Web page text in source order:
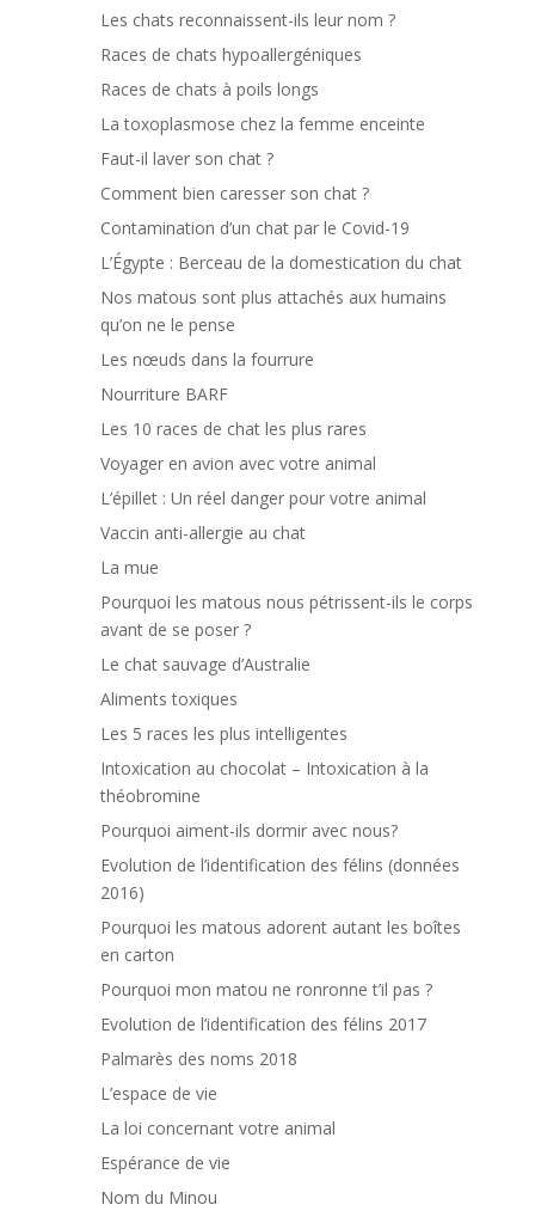
Les chats reconnaissent-ils leur nom ?
Races de chats hypoallergéniques
Races de chats à poils longs
La toxoplasmose chez la femme enceinte
Faut-il laver son chat ?
Comment bien caresser son chat ?
Contamination d’un chat par le Covid-19
L’Égypte : Berceau de la domestication du chat
Nos matous sont plus attachés aux humains
qu’on ne le pense
Les nœuds dans la fourrure
Nourriture BARF
Les 10 races de chat les plus rares
Voyager en avion avec votre animal
L’épillet : Un réel danger pour votre animal
Vaccin anti-allergie au chat
La mue
Pourquoi les matous nous pétrissent-ils le corps
avant de se poser ?
Le chat sauvage d’Australie
Aliments toxiques
Les 5 races les plus intelligentes
Intoxication au chocolat – Intoxication à la
théobromine
Pourquoi aiment-ils dormir avec nous?
Evolution de l’identification des félins (données
2016)
Pourquoi les matous adorent autant les boîtes
en carton
Pourquoi mon matou ne ronronne t’il pas ?
Evolution de l’identification des félins 2017
Palmarès des noms 2018
L’espace de vie
La loi concernant votre animal
Espérance de vie
Nom du Minou